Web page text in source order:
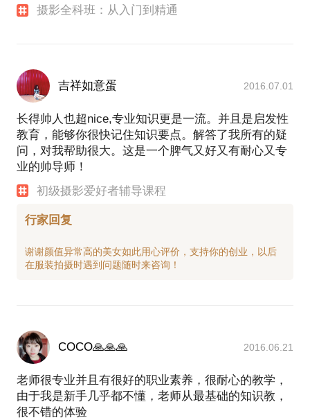
摄影全科班：从入门到精通
吉祥如意蛋 2016.07.01
长得帅人也超nice,专业知识更是一流。并且是启发性
教育，能够你很快记住知识要点。解答了我所有的疑
问，对我帮助很大。这是一个脾气又好又有耐心又专
业的帅导师！
初级摄影爱好者辅导课程
行家回复
谢谢颜值异常高的美女如此用心评价，支持你的创业，以后
COCO🙏🙏🙏 2016.06.21
老师很专业并且有很好的职业素养，很耐心的教学，
由于我是新手几乎都不懂，老师从最基础的知识教，
很不错的体验